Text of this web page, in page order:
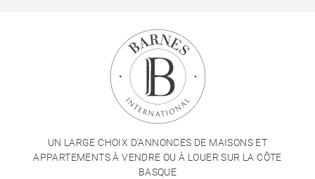
UN LARGE CHOIX D'ANNONCES DE MAISONS ET
APPARTEMENTS À VENDRE OU À LOUER SUR LA CÔTE
BASQUE